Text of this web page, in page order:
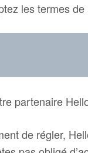
les termes de
partenaire
de régler,